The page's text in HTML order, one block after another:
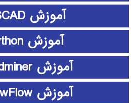
آموزش PSCAD
آموزش python
آموزش rapidminer
آموزش ShowFlow